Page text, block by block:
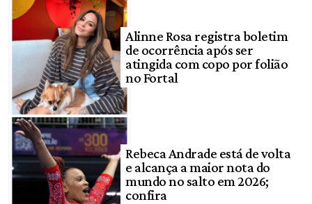
Alinne Rosa registra boletim
de ocorrência após ser
atingida com copo por folião
no Fortal
Rebeca Andrade está de volta
e alcança a maior nota do
mundo no salto em 2026;
confira